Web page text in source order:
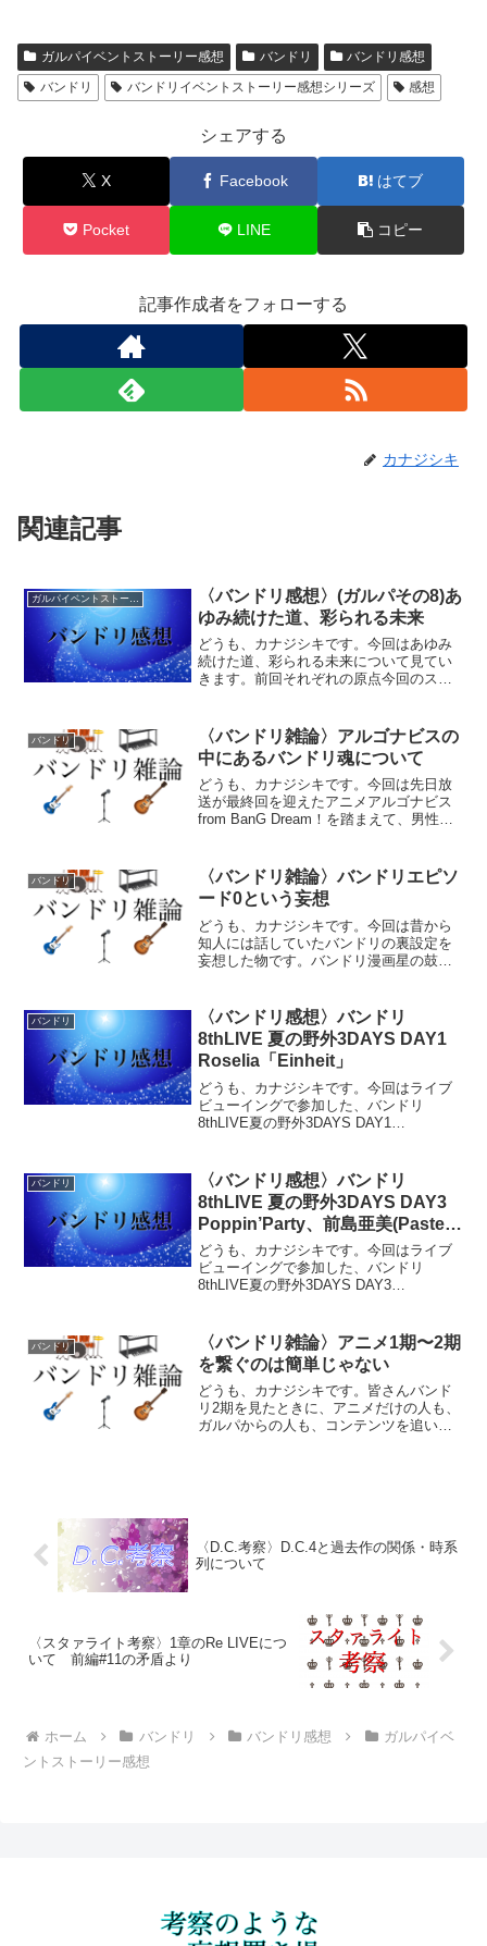
ガルパイベントストーリー感想 バンドリ
バンドリ感想
バンドリ
バンドリイベントストーリー感想シリーズ 感想
シェアする
X Facebook はてブ
Pocket LINE コピー
記事作成者をフォローする
カナジシキ
関連記事
ガルパイベントストーリー感想
〈バンドリ感想〉(ガルパその8)あ
ゆみ続けた道、彩られる未来
どうも、カナジシキです。今回はあゆみ
続けた道、彩られる未来について見てい
きます。前回それぞれの原点今回のスト
す。これはポピパのアニメ(第0章)や
Roseliaの第1章、加...
バンドリ
〈バンドリ雑論〉アルゴナビスの
中にあるバンドリ魂について
どうも、カナジシキです。今回は先日放
送が最終回を迎えたアニメアルゴナビス
from BanG Dream！を踏まえて、男性向
にどのようなバンドリとしての魅力があ
ったのか？...
バンドリ
〈バンドリ雑論〉バンドリエピソ
ード0という妄想
どうも、カナジシキです。今回は昔から
知人には話していたバンドリの裏設定を
妄想した物です。バンドリ漫画星の鼓動
ていたことについてうまく描けるのでは
ないかと考えたものです。...
バンドリ
〈バンドリ感想〉バンドリ
8thLIVE 夏の野外3DAYS DAY1
Roselia「Einheit」
どうも、カナジシキです。今回はライブ
ビューイングで参加した、バンドリ
8thLIVE夏の野外3DAYS DAY1
ると思う)DAY1(今回)DAY2DA...
バンドリ
〈バンドリ感想〉バンドリ
8thLIVE 夏の野外3DAYS DAY3
Poppin’Party、前島亜美(Pastel
＊Palettes 丸山彩役) with RAISE
A SUILEN、Morfonica「Special
Live ～Summerly Tone♪～」
どうも、カナジシキです。今回はライブ
ビューイングで参加した、バンドリ
8thLIVE夏の野外3DAYS DAY3
Morfo...
バンドリ
〈バンドリ雑論〉アニメ1期〜2期
を繋ぐのは簡単じゃない
どうも、カナジシキです。皆さんバンド
リ2期を見たときに、アニメだけの人も、
ガルパからの人も、コンテンツを追い続
〈D.C.考察〉D.C.4と過去作の関係・時系
列について
〈スタァライト考察〉1章のRe LIVEにつ
いて 前編#11の矛盾より
ホーム バンドリ バンドリ感想
ガルパイベ
ントストーリー感想